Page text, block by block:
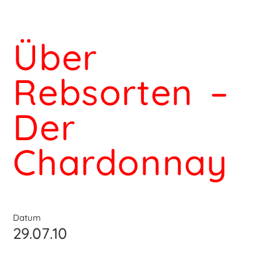
Über
Rebsorten –
Der
Chardonnay
Datum
29.07.10